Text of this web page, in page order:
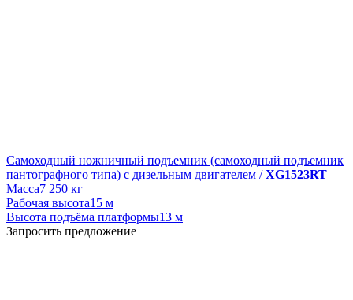
Самоходный ножничный подъемник (самоходный подъемник
пантографного типа) с дизельным двигателем /XG1523RT
Масса7 250 кг
Рабочая высота15 м
Высота подъёма платформы13 м
Запросить предложение